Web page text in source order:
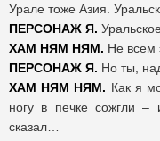
Урале тоже Азия.
ПЕРСОНАЖ Я.
ХАМ НЯМ НЯМ. Не всем
ПЕРСОНАЖ Я. Но ты,
ХАМ НЯМ НЯМ. Как я
ногу в печке сожгли –
сказал…